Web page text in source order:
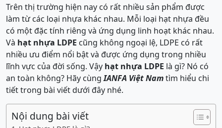
Trên thị trường hiện nay có rất nhiều sản phẩm được
làm từ các loại nhựa khác nhau. Mỗi loại hạt nhựa đều
có một đặc tính riêng và ứng dụng linh hoạt khác nhau.
Và hạt nhựa LDPE cũng không ngoại lệ, LDPE có rất
nhiều ưu điểm nổi bật và được ứng dụng trong nhiều
lĩnh vực của đời sống. Vậy hạt nhựa LDPE là gì? Nó có
an toàn không? Hãy cùngIANFA Việt Namtìm hiểu chi
tiết trong bài viết dưới đây nhé.
Nội dung bài viết